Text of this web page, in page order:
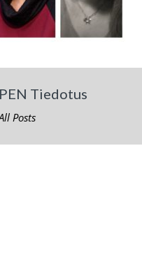
PEN Tiedotus
Posts